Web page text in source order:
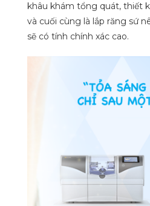
khâu khám tổng quát, thiết
và cuối cùng là lắp răng sứ
sẽ có tính chính xác cao.